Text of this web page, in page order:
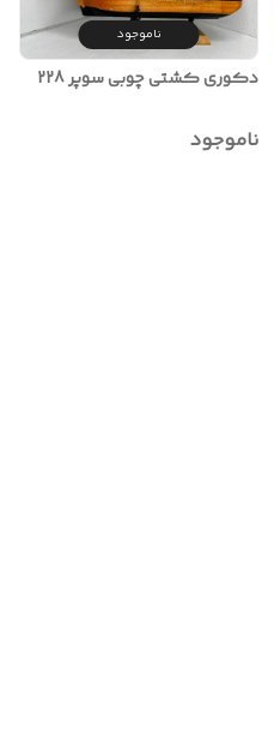
ناموجود
دکوری کشتی چوبی سوپر 228
ناموجود